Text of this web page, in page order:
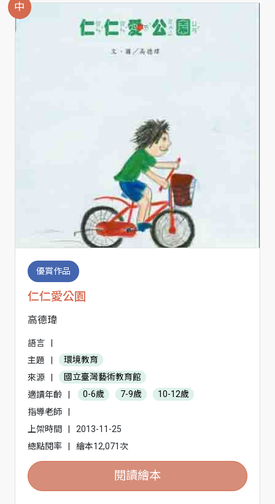
中
優賞作品
仁仁愛公園
高德瑋
語言
|
主題
|
環境教育
來源
|
國立臺灣藝術教育館
適讀年齡
| 0-6歲 7-9歲
10-12歲
指導老師
|
上架時間
|
2013-11-25
總點閱率
| 繪本12,071次
閱讀繪本